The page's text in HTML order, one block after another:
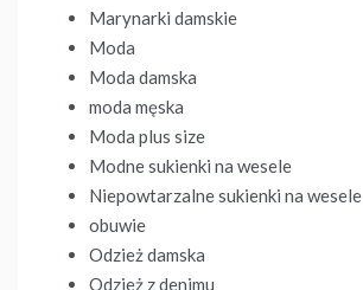
Marynarki damskie
Moda
Moda damska
moda męska
Moda plus size
Modne sukienki na wesele
Niepowtarzalne sukienki na wesele
obuwie
Odzież damska
Odzież z denimu